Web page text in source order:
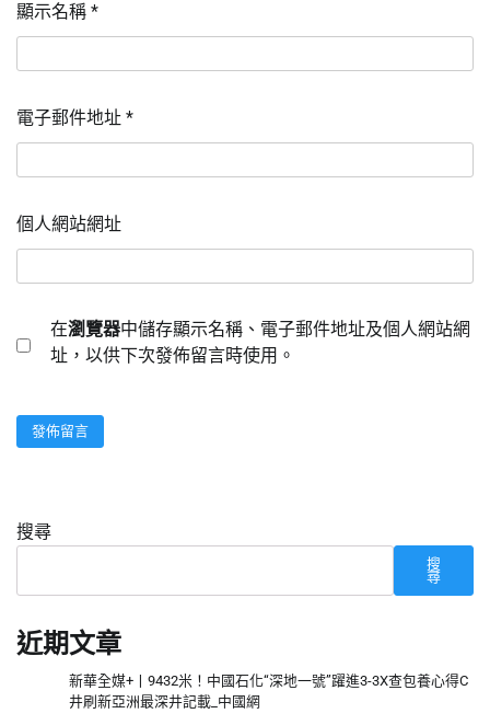
顯示名稱 *
電子郵件地址 *
個人網站網址
在瀏覽器中儲存顯示名稱、電子郵件地址及個人網站網
址，以供下次發佈留言時使用。
搜尋
搜
尋
近期文章
新華全媒+丨9432米！中國石化“深地一號”躍進3-3X查包養心得C
井刷新亞洲最深井記載_中國網